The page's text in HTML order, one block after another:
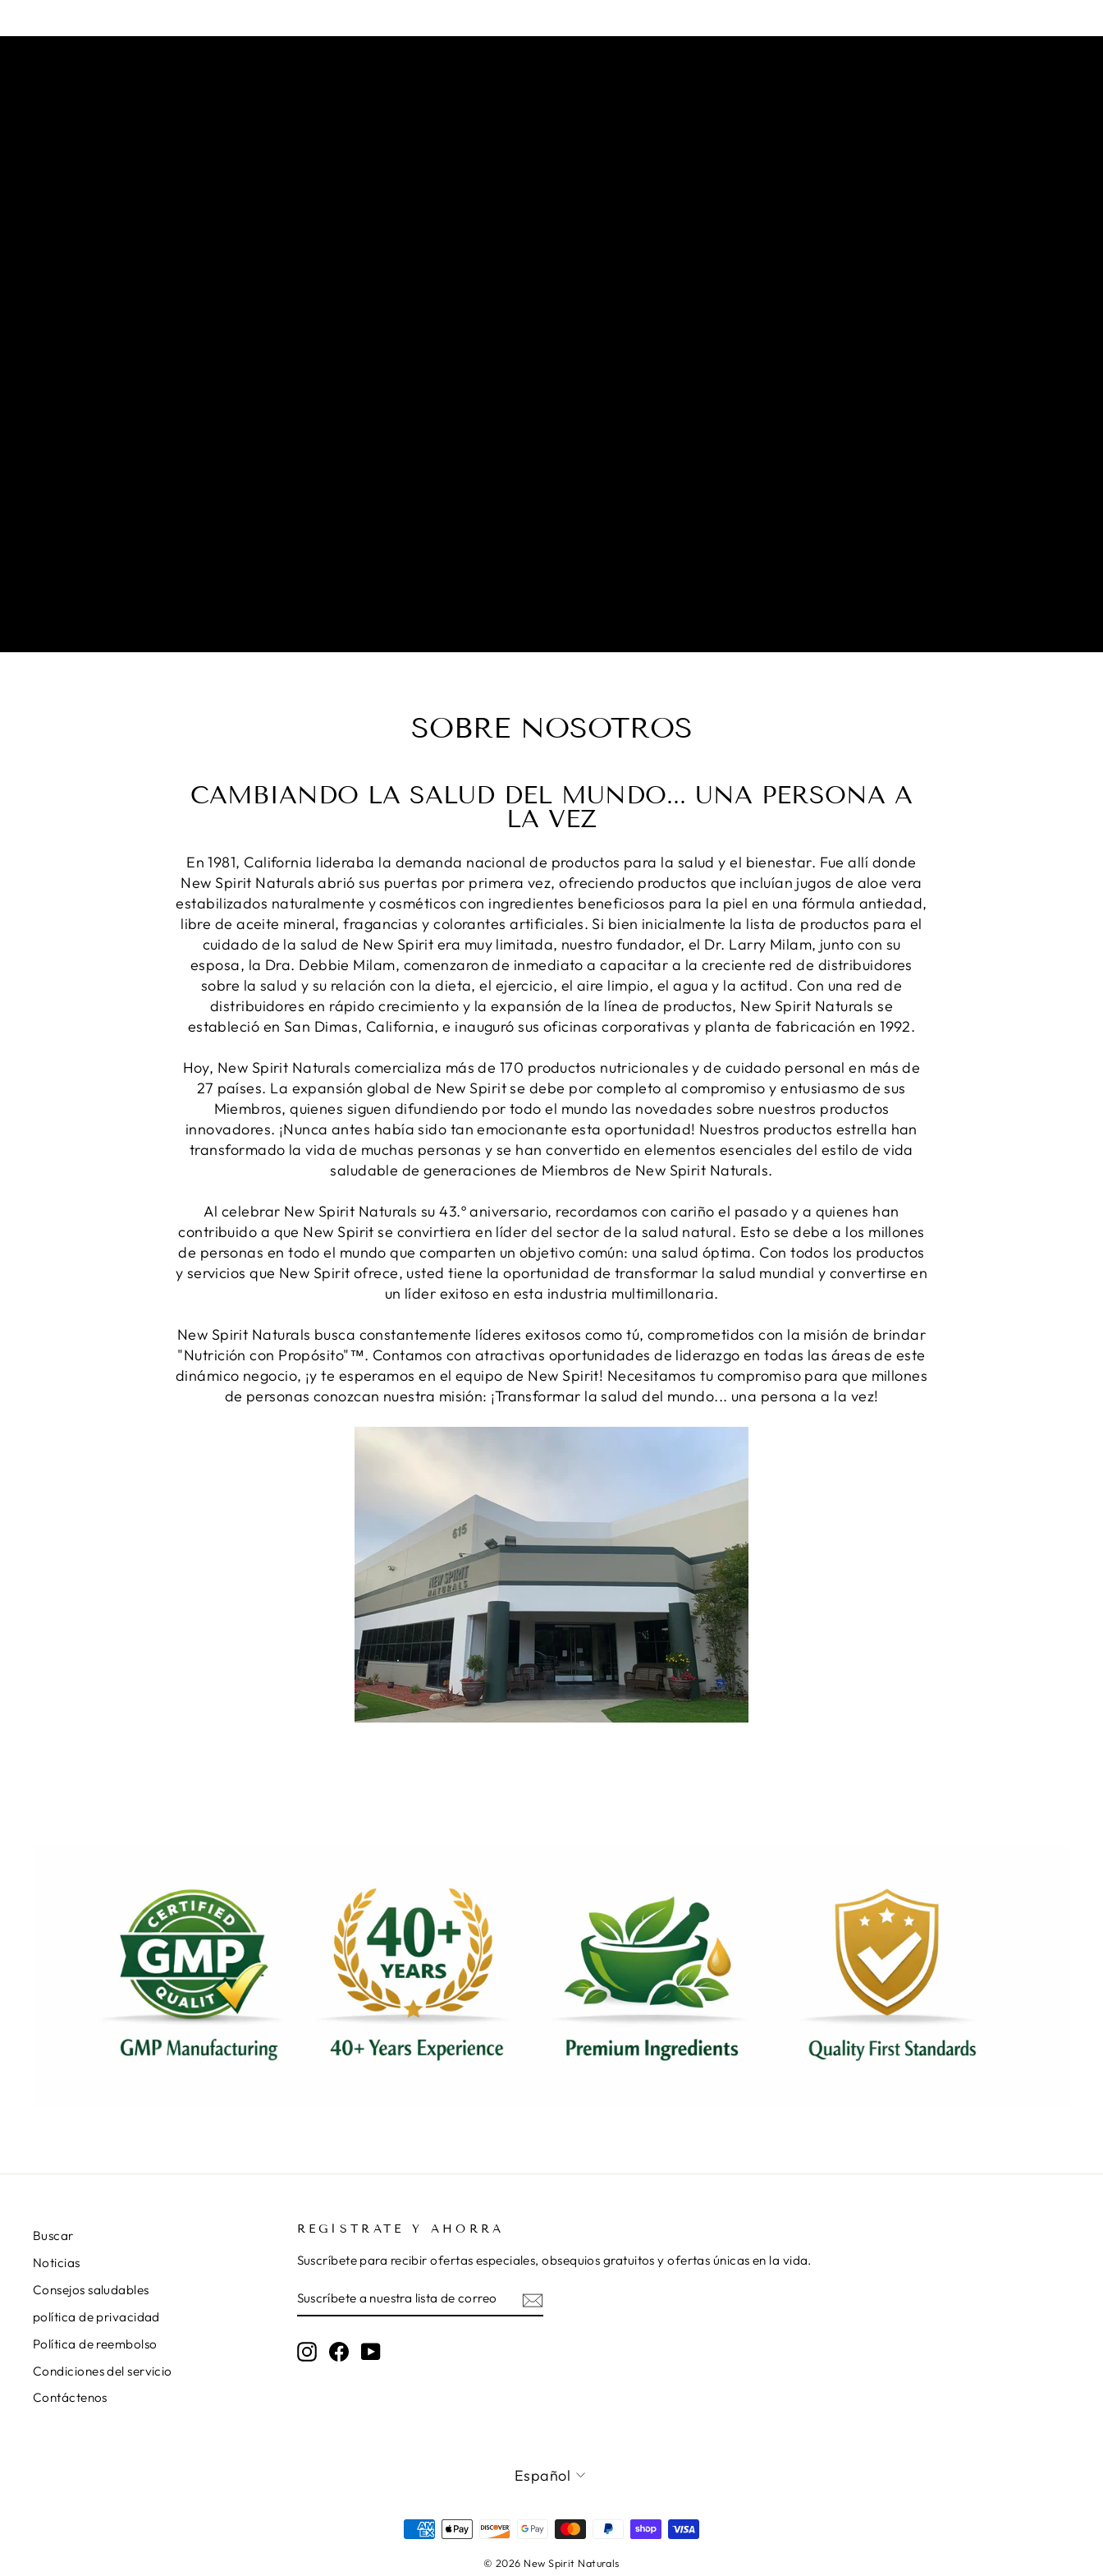
SOBRE NOSOTROS
CAMBIANDO LA SALUD DEL MUNDO... UNA PERSONA A
LA VEZ
En 1981, California lideraba la demanda nacional de productos para la salud y el bienestar. Fue allí donde
New Spirit Naturals abrió sus puertas por primera vez, ofreciendo productos que incluían jugos de aloe vera
estabilizados naturalmente y cosméticos con ingredientes beneficiosos para la piel en una fórmula antiedad,
libre de aceite mineral, fragancias y colorantes artificiales. Si bien inicialmente la lista de productos para el
cuidado de la salud de New Spirit era muy limitada, nuestro fundador, el Dr. Larry Milam, junto con su
esposa, la Dra. Debbie Milam, comenzaron de inmediato a capacitar a la creciente red de distribuidores
sobre la salud y su relación con la dieta, el ejercicio, el aire limpio, el agua y la actitud. Con una red de
distribuidores en rápido crecimiento y la expansión de la línea de productos, New Spirit Naturals se
estableció en San Dimas, California, e inauguró sus oficinas corporativas y planta de fabricación en 1992.
Hoy, New Spirit Naturals comercializa más de 170 productos nutricionales y de cuidado personal en más de
27 países. La expansión global de New Spirit se debe por completo al compromiso y entusiasmo de sus
Miembros, quienes siguen difundiendo por todo el mundo las novedades sobre nuestros productos
innovadores. ¡Nunca antes había sido tan emocionante esta oportunidad! Nuestros productos estrella han
transformado la vida de muchas personas y se han convertido en elementos esenciales del estilo de vida
saludable de generaciones de Miembros de New Spirit Naturals.
Al celebrar New Spirit Naturals su 43.º aniversario, recordamos con cariño el pasado y a quienes han
contribuido a que New Spirit se convirtiera en líder del sector de la salud natural. Esto se debe a los millones
de personas en todo el mundo que comparten un objetivo común: una salud óptima. Con todos los productos
y servicios que New Spirit ofrece, usted tiene la oportunidad de transformar la salud mundial y convertirse en
un líder exitoso en esta industria multimillonaria.
New Spirit Naturals busca constantemente líderes exitosos como tú, comprometidos con la misión de brindar
"Nutrición con Propósito"™. Contamos con atractivas oportunidades de liderazgo en todas las áreas de este
dinámico negocio, ¡y te esperamos en el equipo de New Spirit! Necesitamos tu compromiso para que millones
de personas conozcan nuestra misión: ¡Transformar la salud del mundo... una persona a la vez!
Buscar
Noticias
Consejos saludables
política de privacidad
Política de reembolso
Condiciones del servicio
Contáctenos
REGÍSTRATE Y AHORRA
Suscríbete para recibir ofertas especiales, obsequios gratuitos y ofertas únicas en la vida.
A
NUESTRA
DE
CORREO
Instagram
FacebookYouTube
IDIOMA
Español
© 2026 New Spirit Naturals